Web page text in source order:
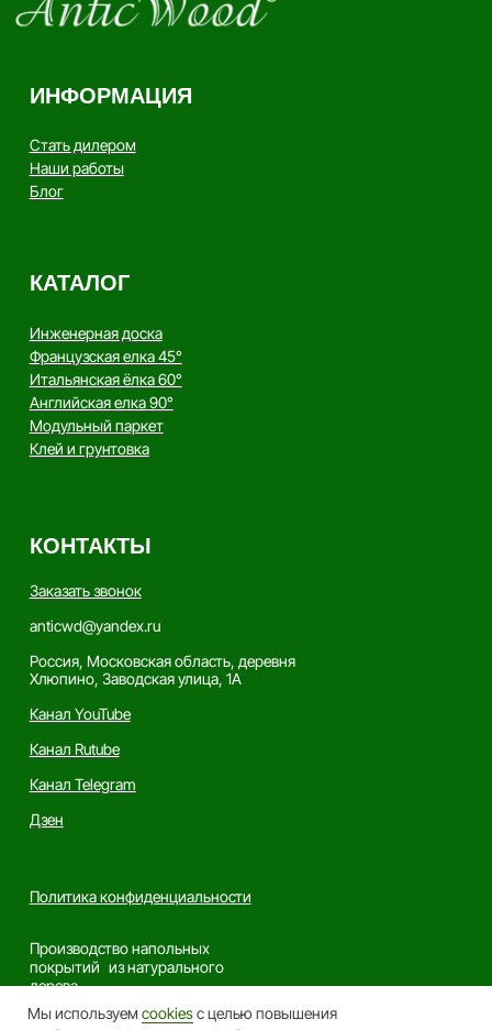
покрытий из натурального
дерева
Copyright - AnticWood, 2026
Политика конфиденциальности
Канал Telegram
Мы используем cookiesс целью повышения